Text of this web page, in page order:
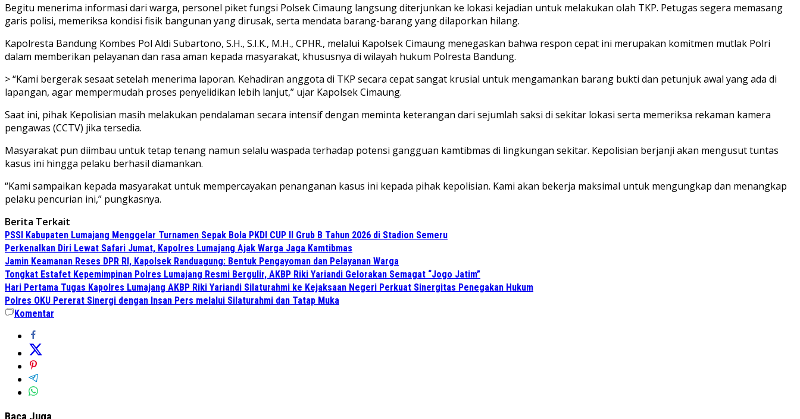
Begitu menerima informasi dari warga, personel piket fungsi Polsek Cimaung langsung diterjunkan ke lokasi kejadian untuk melakukan olah TKP. Petugas segera memasang
garis polisi, memeriksa kondisi fisik bangunan yang dirusak, serta mendata barang-barang yang dilaporkan hilang.
Kapolresta Bandung Kombes Pol Aldi Subartono, S.H., S.I.K., M.H., CPHR., melalui Kapolsek Cimaung menegaskan bahwa respon cepat ini merupakan komitmen mutlak Polri
dalam memberikan pelayanan dan rasa aman kepada masyarakat, khususnya di wilayah hukum Polresta Bandung.
> “Kami bergerak sesaat setelah menerima laporan. Kehadiran anggota di TKP secara cepat sangat krusial untuk mengamankan barang bukti dan petunjuk awal yang ada di
lapangan, agar mempermudah proses penyelidikan lebih lanjut,” ujar Kapolsek Cimaung.
Saat ini, pihak Kepolisian masih melakukan pendalaman secara intensif dengan meminta keterangan dari sejumlah saksi di sekitar lokasi serta memeriksa rekaman kamera
pengawas (CCTV) jika tersedia.
Masyarakat pun diimbau untuk tetap tenang namun selalu waspada terhadap potensi gangguan kamtibmas di lingkungan sekitar. Kepolisian berjanji akan mengusut tuntas
kasus ini hingga pelaku berhasil diamankan.
“Kami sampaikan kepada masyarakat untuk mempercayakan penanganan kasus ini kepada pihak kepolisian. Kami akan bekerja maksimal untuk mengungkap dan menangkap
pelaku pencurian ini,” pungkasnya.
Berita Terkait
PSSI Kabupaten Lumajang Menggelar Turnamen Sepak Bola PKDI CUP II Grub B Tahun 2026 di Stadion Semeru
Perkenalkan Diri Lewat Safari Jumat, Kapolres Lumajang Ajak Warga Jaga Kamtibmas
Jamin Keamanan Reses DPR RI, Kapolsek Randuagung: Bentuk Pengayoman dan Pelayanan Warga
Tongkat Estafet Kepemimpinan Polres Lumajang Resmi Bergulir, AKBP Riki Yariandi Gelorakan Semagat “Jogo Jatim”
Hari Pertama Tugas Kapolres Lumajang AKBP Riki Yariandi Silaturahmi ke Kejaksaan Negeri Perkuat Sinergitas Penegakan Hukum
Polres OKU Pererat Sinergi dengan Insan Pers melalui Silaturahmi dan Tatap Muka
Komentar
Baca Juga